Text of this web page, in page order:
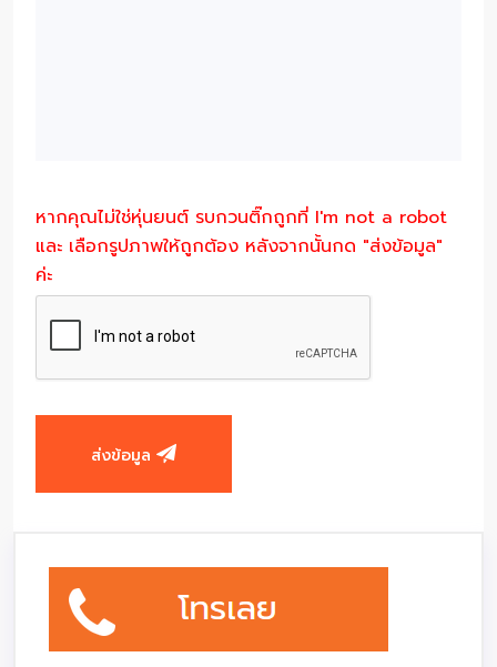
หากคุณไม่ใช่หุ่นยนต์ รบกวนติ๊กถูกที่ I'm not a robot
และ เลือกรูปภาพให้ถูกต้อง หลังจากนั้นกด "ส่งข้อมูล"
ค่ะ
ส่งข้อมูล